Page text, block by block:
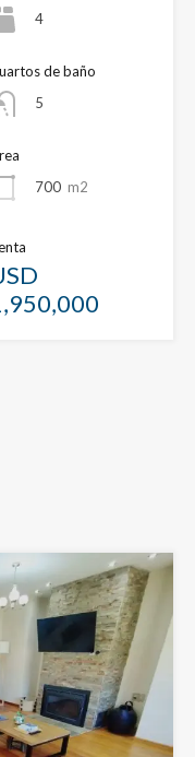
4
de baño
5
700 m2